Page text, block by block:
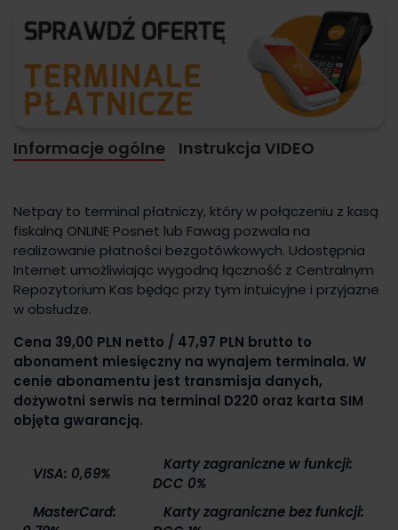
Informacje ogólne Instrukcja VIDEO
Netpay to terminal płatniczy, który w połączeniu z kasą
fiskalną ONLINE Posnet lub Fawag pozwala na
realizowanie płatności bezgotówkowych. Udostępnia
Internet umożliwiając wygodną łączność z Centralnym
Repozytorium Kas będąc przy tym intuicyjne i przyjazne
w obsłudze.
Cena 39,00 PLN netto / 47,97 PLN brutto to
abonament miesięczny na wynajem terminala. W
cenie abonamentu jest transmisja danych,
dożywotni serwis na terminal D220 oraz karta SIM
objęta gwarancją.
VISA: 0,69%
Karty zagraniczne w funkcji:
DCC 0%
MasterCard:
Karty zagraniczne bez funkcji: